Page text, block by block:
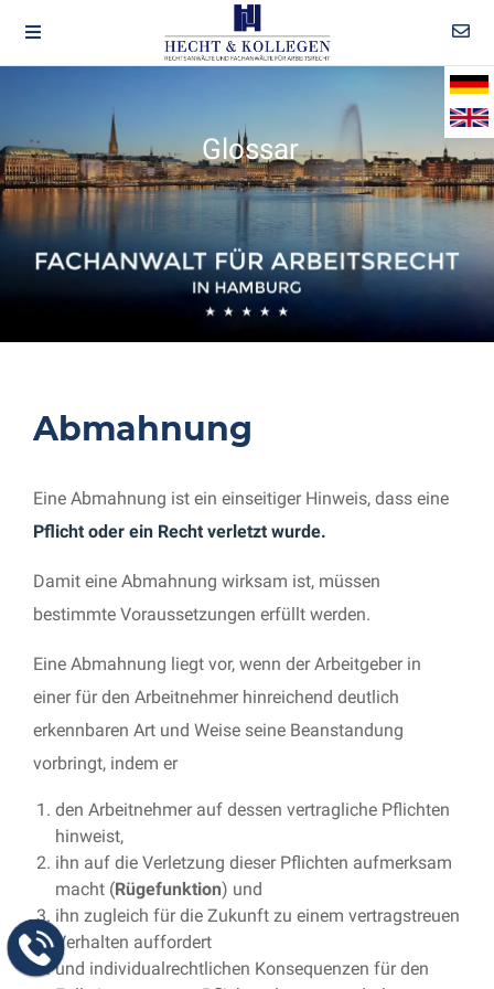
Glossar
Abmahnung
Eine Abmahnung ist ein einseitiger Hinweis, dass eine
Pflicht oder ein Recht verletzt wurde.
Damit eine Abmahnung wirksam ist, müssen
bestimmte Voraussetzungen erfüllt werden.
Eine Abmahnung liegt vor, wenn der Arbeitgeber in
einer für den Arbeitnehmer hinreichend deutlich
erkennbaren Art und Weise seine Beanstandung
vorbringt, indem er
den Arbeitnehmer auf dessen vertragliche Pflichten
hinweist,
ihn auf die Verletzung dieser Pflichten aufmerksam
macht (Rügefunktion) und
ihn zugleich für die Zukunft zu einem vertragstreuen
Verhalten auffordert
und individualrechtlichen Konsequenzen für den